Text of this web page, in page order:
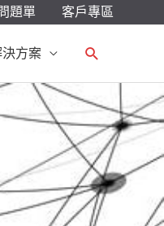
題單 客戶專區
決方案
搜